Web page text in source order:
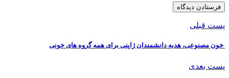
پست قبلی
️ خون مصنوعی، هدیه دانشمندان ژاپنی برای همه گروه های خونی
پست بعدی